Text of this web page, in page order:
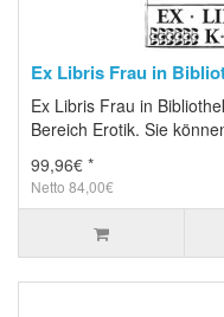
Ex Libris Frau in
Ex Libris Frau in
Bereich Erotik. Sie
99,96€ *
Netto 84,00€